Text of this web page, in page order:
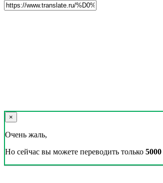
×
Очень жаль,
Но сейчас вы можете переводить только 5000